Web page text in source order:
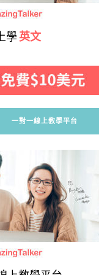
學 英文
一對一線上教學平台